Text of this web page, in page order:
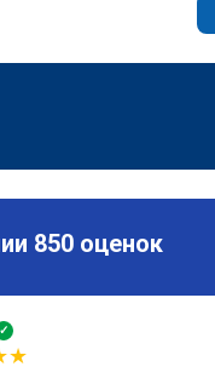
850 оценок
✓
★